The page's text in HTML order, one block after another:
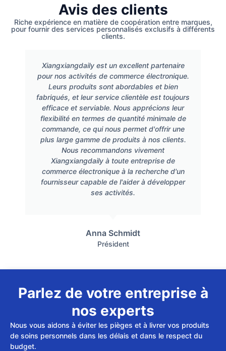
Avis des clients
Riche expérience en matière de coopération entre marques,
pour fournir des services personnalisés exclusifs à différents
clients.
Xiangxiangdaily est un excellent partenaire
pour nos activités de commerce électronique.
Leurs produits sont abordables et bien
fabriqués, et leur service clientèle est toujours
efficace et serviable. Nous apprécions leur
flexibilité en termes de quantité minimale de
commande, ce qui nous permet d'offrir une
plus large gamme de produits à nos clients.
Nous recommandons vivement
Xiangxiangdaily à toute entreprise de
commerce électronique à la recherche d'un
fournisseur capable de l'aider à développer
ses activités.
Anna Schmidt
Président
Parlez de votre entreprise à
nos experts
Nous vous aidons à éviter les pièges et à livrer vos produits
de soins personnels dans les délais et dans le respect du
budget.